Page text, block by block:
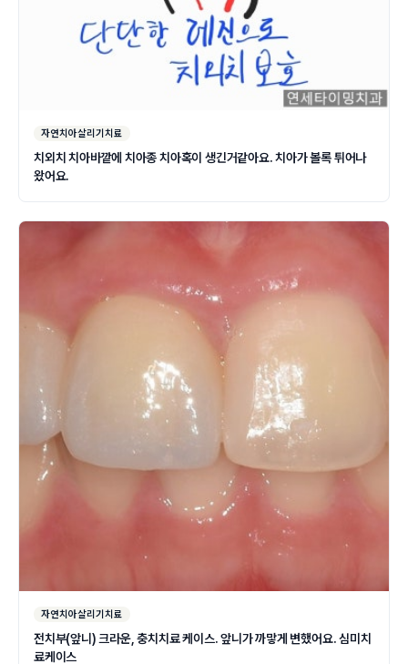
자연치아살리기치료
치외치 치아바깥에 치아종 치아혹이 생긴거같아요. 치아가 볼록 튀어나
왔어요.
자연치아살리기치료
전치부(앞니) 크라운, 충치치료 케이스. 앞니가 까맣게 변했어요. 심미치
료케이스